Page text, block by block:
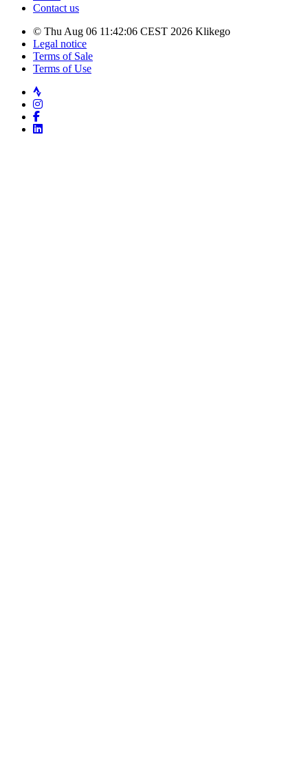
Contact us
© Thu Aug 06 11:42:06 CEST 2026 Klikego
Legal notice
Terms of Sale
Terms of Use
Strava
Instagram
Facebook
LinkedIn